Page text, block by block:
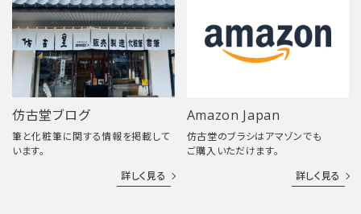
仿古堂ブログ
筆と化粧筆に関する情報を掲載して
います。
詳しく見る
Amazon Japan
仿古堂のブラシはアマゾンでも
ご購入いただけます。
詳しく見る